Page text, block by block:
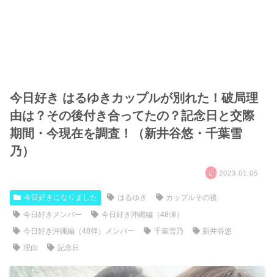
今日好き はるゆきカップルが別れた！破局理
由は？その後付き合ってたの？記念日と交際
期間・今現在を調査！（新井谷悠・千葉雪
乃）
2023.01.05
今日好きになりました はるゆき
カップルその後
今日好きメンバー
今日好き沖縄編（48弾）
今日好き沖縄編（48弾）メンバー
千葉雪乃
新井谷悠
理由
記念日